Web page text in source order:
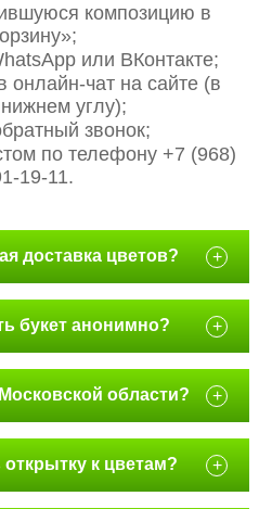
композицию в
или ВКонтакте;
онлайн-чат на сайте (в
углу);
звонок;
по телефону +7 (968)
19-11.
доставка цветов? +
букет анонимно? +
области? +
к цветам? +